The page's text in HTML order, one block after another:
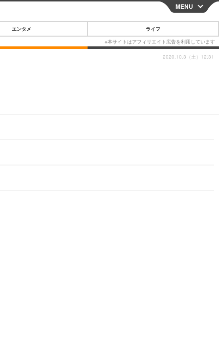
CLOSE
MENU
エンタメ ライフ
2020.10.3（土）12:31